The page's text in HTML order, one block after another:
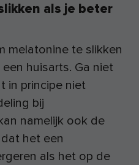
als je beter
melatonine te slikken
huisarts. Ga niet
in principe niet
bij
namelijk ook de
het een
als het op de